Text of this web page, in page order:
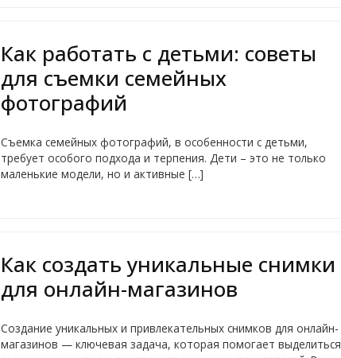
Как работать с детьми: советы
для съемки семейных
фотографий
Съемка семейных фотографий, в особенности с детьми,
требует особого подхода и терпения. Дети – это не только
маленькие модели, но и активные […]
Как создать уникальные снимки
для онлайн-магазинов
Создание уникальных и привлекательных снимков для онлайн-
магазинов — ключевая задача, которая помогает выделиться